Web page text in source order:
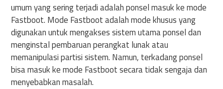
umum yang sering terjadi adalah ponsel masuk ke mode
Fastboot. Mode Fastboot adalah mode khusus yang
digunakan untuk mengakses sistem utama ponsel dan
menginstal pembaruan perangkat lunak atau
memanipulasi partisi sistem. Namun, terkadang ponsel
bisa masuk ke mode Fastboot secara tidak sengaja dan
menyebabkan masalah.